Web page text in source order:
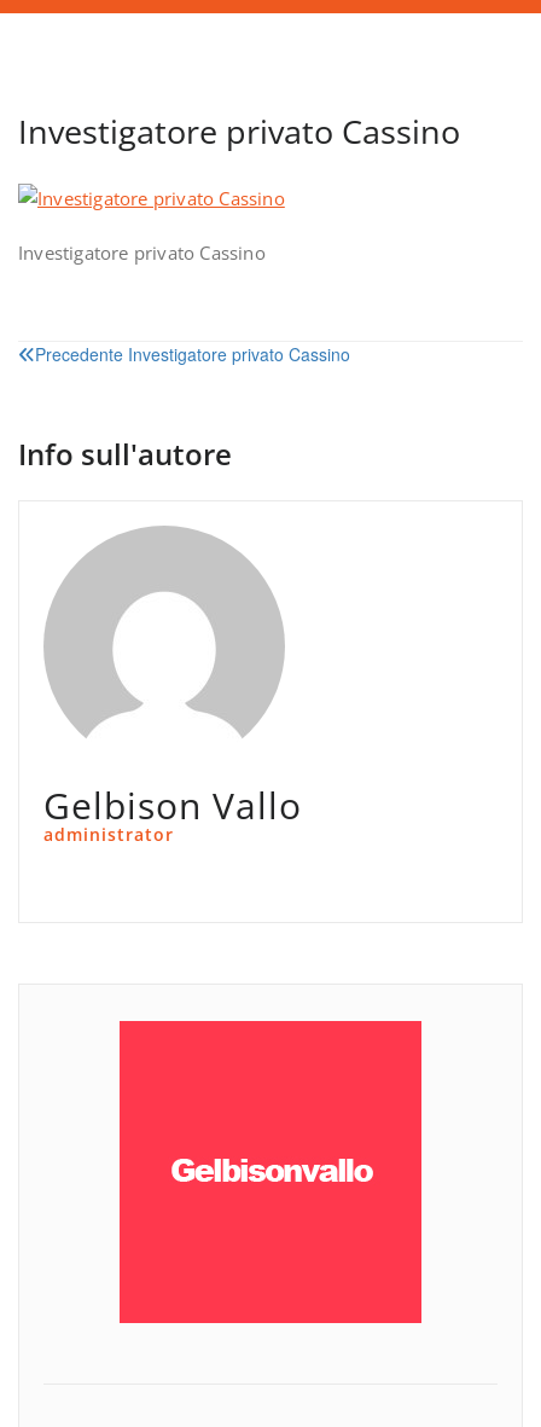
Investigatore privato Cassino
Investigatore privato Cassino
Navigazione
Precedente Investigatore privato Cassino
Info sull'autore
Gelbison Vallo
administrator